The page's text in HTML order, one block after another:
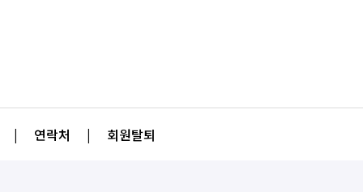
| 연락처 | 회원탈퇴